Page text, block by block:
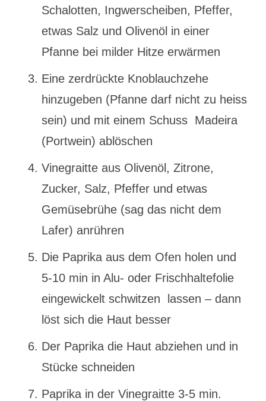
Schalotten, Ingwerscheiben, Pfeffer,
etwas Salz und Olivenöl in einer
Pfanne bei milder Hitze erwärmen
Eine zerdrückte Knoblauchzehe
hinzugeben (Pfanne darf nicht zu heiss
sein) und mit einem Schuss Madeira
(Portwein) ablöschen
Vinegraitte aus Olivenöl, Zitrone,
Zucker, Salz, Pfeffer und etwas
Gemüsebrühe (sag das nicht dem
Lafer) anrühren
Die Paprika aus dem Ofen holen und
5-10 min in Alu- oder Frischhaltefolie
eingewickelt schwitzen lassen – dann
löst sich die Haut besser
Der Paprika die Haut abziehen und in
Stücke schneiden
Paprika in der Vinegraitte 3-5 min.